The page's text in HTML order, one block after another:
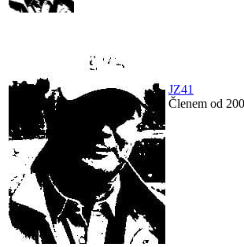
JZ41
Členem od